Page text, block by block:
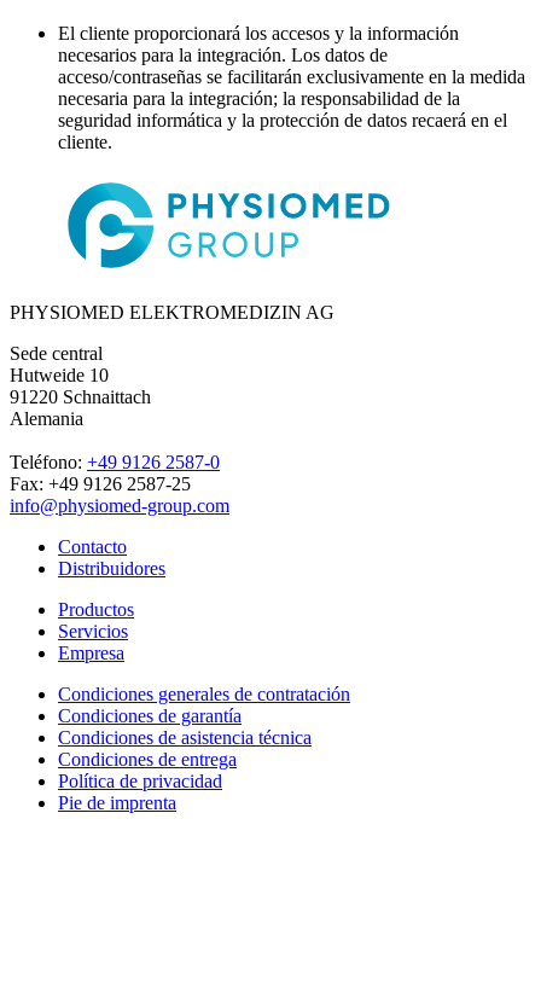
El cliente proporcionará los accesos y la información
necesarios para la integración. Los datos de
acceso/contraseñas se facilitarán exclusivamente en la medida
necesaria para la integración; la responsabilidad de la
seguridad informática y la protección de datos recaerá en el
cliente.
PHYSIOMED ELEKTROMEDIZIN AG
Sede central
Hutweide 10
91220 Schnaittach
Alemania
Teléfono: +49 9126 2587-0
Fax: +49 9126 2587-25
info@physiomed-group.com
Contacto
Distribuidores
Productos
Servicios
Empresa
Condiciones generales de contratación
Condiciones de garantía
Condiciones de asistencia técnica
Condiciones de entrega
Política de privacidad
Pie de imprenta